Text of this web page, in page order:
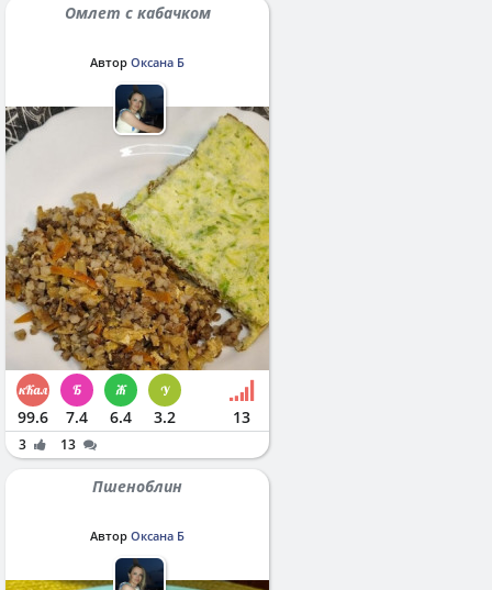
Омлет с кабачком
Автор Оксана Б
99.6 7.4 6.4 3.2 13
3 13
Пшеноблин
Автор Оксана Б